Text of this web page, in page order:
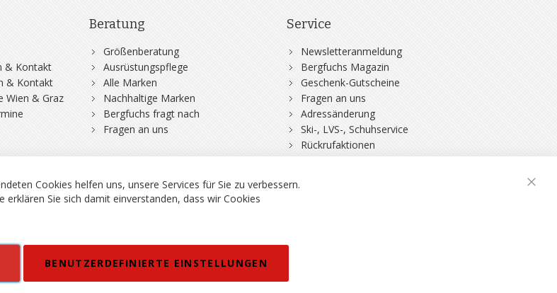
& Kontakt
& Kontakt
Wien & Graz
Beratung
Größenberatung
Ausrüstungspflege
Alle Marken
Nachhaltige Marken
Bergfuchs fragt nach
Fragen an uns
Service
Newsletteranmeldung
Bergfuchs Magazin
Geschenk-Gutscheine
Fragen an uns
Adressänderung
Ski-, LVS-, Schuhservice
Rückrufaktionen
DSV-Skiversicherung
AGB Datenschutz
Barrierefreiheitserklärung
solange Vorrat reicht. Fehler, Irrtümer und Preisänderungen vorbehalten.
Cookies helfen uns, unsere Services für Sie zu verbessern.
erklären Sie sich damit einverstanden, dass wir Cookies
BENUTZERDEFINIERTE EINSTELLUNGEN